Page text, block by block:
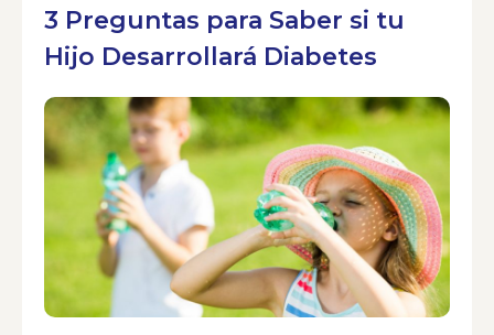
3 Preguntas para Saber si tu
Hijo Desarrollará Diabetes